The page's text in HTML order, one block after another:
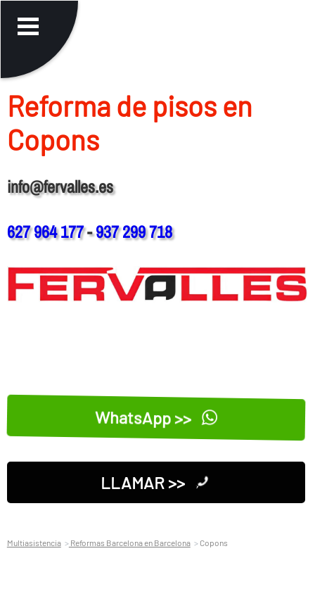
Reforma de pisos en
Copons
info@fervalles.es
627 964 177-937 299 718
WhatsApp >>
LLAMAR >>
Multiasistencia Reformas Barcelona en Barcelona Copons